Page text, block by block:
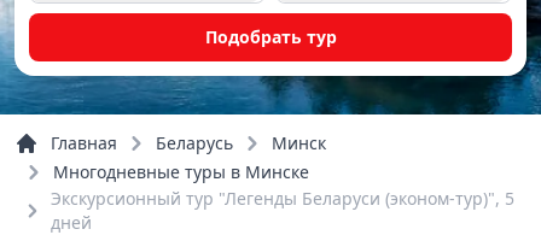
Подобрать тур
Главная Беларусь
Минск
Многодневные туры в Минске
Экскурсионный тур "Легенды Беларуси (эконом-тур)", 5
дней